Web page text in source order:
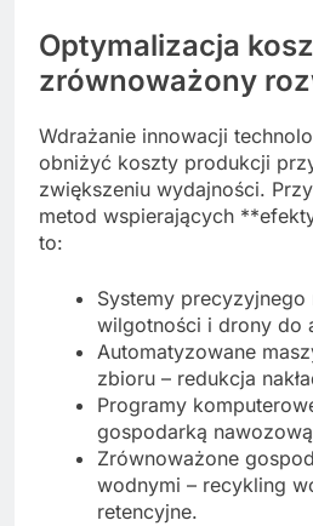
Optymalizacja
zrównoważony
Wdrażanie innowacji
obniżyć koszty produkcji
zwiększeniu wydajności.
metod wspierających
to:
Systemy
wilgotności i drony do
Automatyzowane
zbioru – redukcja
Programy
gospodarką
Zrównoważone
wodnymi – recykling
retencyjne.